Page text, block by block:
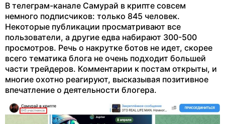
В телеграм-канале Самурай в крипте совсем
немного подписчиков: только 845 человек.
Некоторые публикации просматривают все
пользователи, а другие едва набирают 300-500
просмотров. Речь о накрутке ботов не идет, скорее
всего тематика блога не очень подходит большей
части трейдеров. Комментарии к постам открыты, и
многие охотно реагируют, высказывая позитивное
впечатление о деятельности блогера.